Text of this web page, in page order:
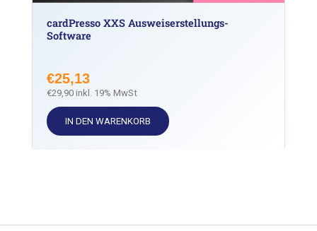
cardPresso XXS Ausweiserstellungs-
Software
€25,13
€29,90inkl. 19% MwSt
IN DEN WARENKORB